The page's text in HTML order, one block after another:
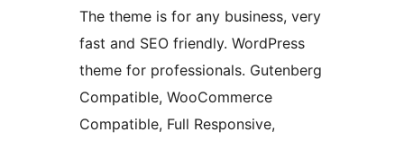
The theme is for any business, very
fast and SEO friendly. WordPress
theme for professionals. Gutenberg
Compatible, WooCommerce
Compatible, Full Responsive,